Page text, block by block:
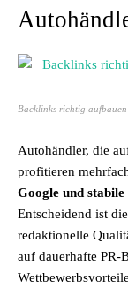
Backlinks richtig
Autohändler, die
profitieren
Google und
Entscheidend ist
redaktionelle
auf dauerhafte PR-